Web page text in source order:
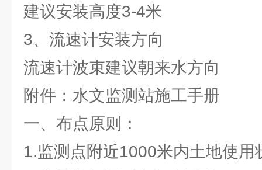
建议安装高度3-4米
3、流速计安装方向
流速计波束建议朝来水方向
附件：水文监测站施工手册
一、布点原则：
1.监测点附近1000米内土地使用